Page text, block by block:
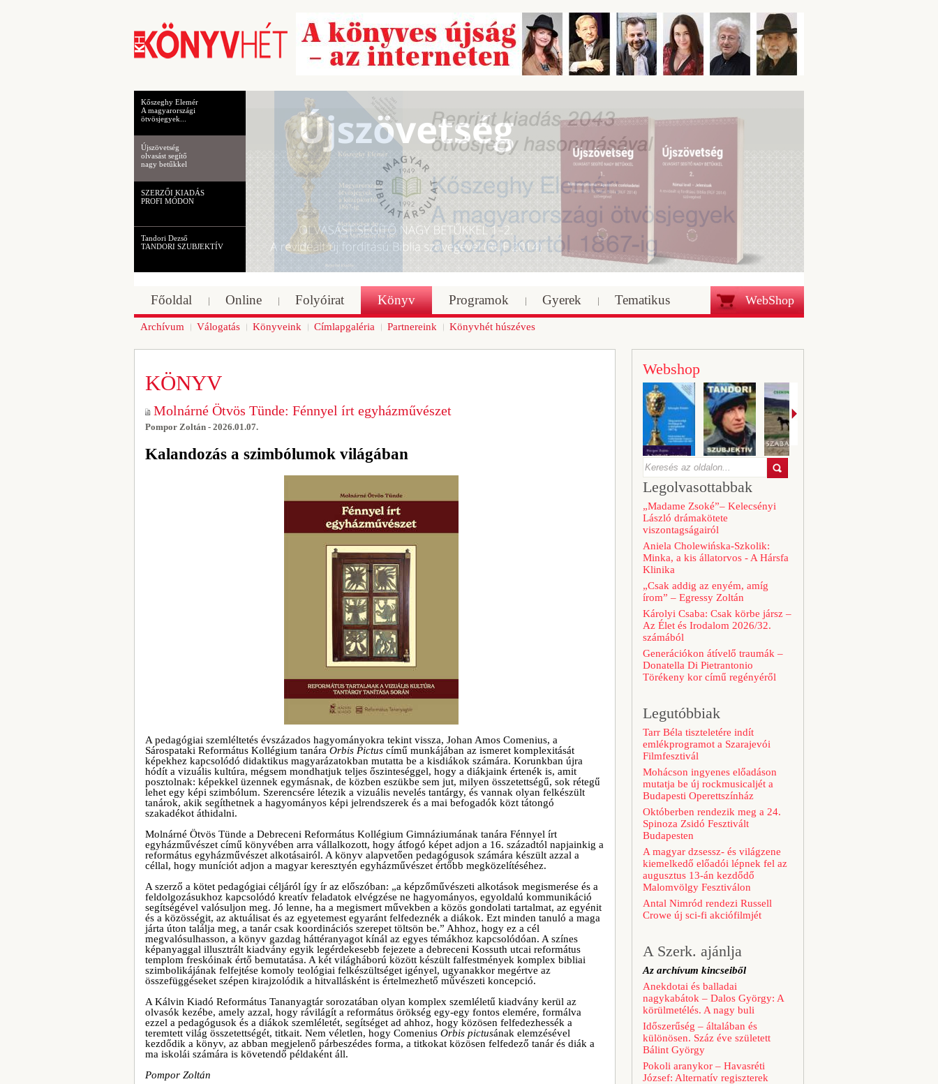
Kőszeghy Elemér
A magyarországi
ötvösjegyek...
Újszövetség
olvasást segítő
nagy betűkkel
SZERZŐI KIADÁS
PROFI MÓDON
Tandori Dezső
TANDORI SZUBJEKTÍV
WebShop
Főoldal Online Folyóirat Könyv Programok Gyerek Tematikus
Archívum Válogatás Könyveink Címlapgaléria Partnereink Könyvhét húszéves
KÖNYV
Molnárné Ötvös Tünde: Fénnyel írt egyházművészet
Pompor Zoltán - 2026.01.07.
Kalandozás a szimbólumok világában
A pedagógiai szemléltetés évszázados hagyományokra tekint vissza, Johan Amos Comenius, a
Sárospataki Református Kollégium tanára Orbis Pictus című munkájában az ismeret komplexitását
képekhez kapcsolódó didaktikus magyarázatokban mutatta be a kisdiákok számára. Korunkban újra
hódít a vizuális kultúra, mégsem mondhatjuk teljes őszinteséggel, hogy a diákjaink értenék is, amit
posztolnak: képekkel üzennek egymásnak, de közben eszükbe sem jut, milyen összetettségű, sok rétegű
lehet egy képi szimbólum. Szerencsére létezik a vizuális nevelés tantárgy, és vannak olyan felkészült
tanárok, akik segíthetnek a hagyományos képi jelrendszerek és a mai befogadók közt tátongó
szakadékot áthidalni.
Molnárné Ötvös Tünde a Debreceni Református Kollégium Gimnáziumának tanára Fénnyel írt
egyházművészet című könyvében arra vállalkozott, hogy átfogó képet adjon a 16. századtól napjainkig a
református egyházművészet alkotásairól. A könyv alapvetően pedagógusok számára készült azzal a
céllal, hogy muníciót adjon a magyar keresztyén egyházművészet értőbb megközelítéséhez.
A szerző a kötet pedagógiai céljáról így ír az előszóban: „a képzőművészeti alkotások megismerése és a
feldolgozásukhoz kapcsolódó kreatív feladatok elvégzése ne hagyományos, egyoldalú kommunikáció
segítségével valósuljon meg. Jó lenne, ha a megismert művekben a közös gondolati tartalmat, az egyénit
és a közösségit, az aktuálisat és az egyetemest egyaránt felfedeznék a diákok. Ezt minden tanuló a maga
járta úton találja meg, a tanár csak koordinációs szerepet töltsön be.” Ahhoz, hogy ez a cél
megvalósulhasson, a könyv gazdag háttéranyagot kínál az egyes témákhoz kapcsolódóan. A színes
képanyaggal illusztrált kiadvány egyik legérdekesebb fejezete a debreceni Kossuth utcai református
templom freskóinak értő bemutatása. A két világháború között készült falfestmények komplex bibliai
szimbolikájának felfejtése komoly teológiai felkészültséget igényel, ugyanakkor megértve az
összefüggéseket szépen kirajzolódik a hitvallásként is értelmezhető művészeti koncepció.
A Kálvin Kiadó Református Tananyagtár sorozatában olyan komplex szemléletű kiadvány kerül az
olvasók kezébe, amely azzal, hogy rávilágít a református örökség egy-egy fontos elemére, formálva
ezzel a pedagógusok és a diákok szemléletét, segítséget ad ahhoz, hogy közösen felfedezhessék a
teremtett világ összetettségét, titkait. Nem véletlen, hogy Comenius Orbis pictusának elemzésével
kezdődik a könyv, az abban megjelenő párbeszédes forma, a titkokat közösen felfedező tanár és diák a
ma iskolái számára is követendő példaként áll.
Pompor Zoltán
Webshop
Legolvasottabbak
„Madame Zsoké”– Kelecsényi
László drámakötete
viszontagságairól
Aniela Cholewińska-Szkolik:
Minka, a kis állatorvos - A Hársfa
Klinika
„Csak addig az enyém, amíg
írom” – Egressy Zoltán
Károlyi Csaba: Csak körbe jársz –
Az Élet és Irodalom 2026/32.
számából
Generációkon átívelő traumák –
Donatella Di Pietrantonio
Törékeny kor című regényéről
Legutóbbiak
Tarr Béla tiszteletére indít
emlékprogramot a Szarajevói
Filmfesztivál
Mohácson ingyenes előadáson
mutatja be új rockmusicaljét a
Budapesti Operettszínház
Októberben rendezik meg a 24.
Spinoza Zsidó Fesztivált
Budapesten
A magyar dzsessz- és világzene
kiemelkedő előadói lépnek fel az
augusztus 13-án kezdődő
Malomvölgy Fesztiválon
Antal Nimród rendezi Russell
Crowe új sci-fi akciófilmjét
A Szerk. ajánlja
Az archívum kincseiből
Anekdotai és balladai
nagykabátok – Dalos György: A
körülmetélés. A nagy buli
Időszerűség – általában és
különösen. Száz éve született
Bálint György
Pokoli aranykor – Havasréti
József: Alternatív regiszterek